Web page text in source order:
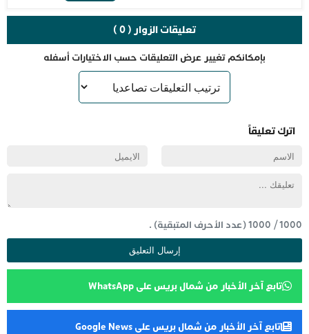
تعليقات الزوار ( 0 )
بإمكانكم تغيير عرض التعليقات حسب الاختيارات أسفله
اترك تعليقاً
1000
/
1000(عدد الأحرف المتبقية) .
تابع آخر الأخبار من شمال بريس على WhatsApp
تابع آخر الأخبار من شمال بريس على Google News